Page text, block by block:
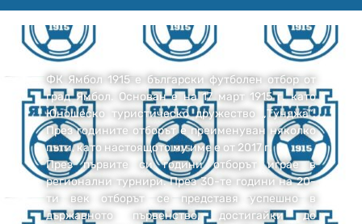
ФК Ямбол 1915 е български футболен отбор от
град Ямбол. Основан е на 17 март 1915 г. като
Юношеско туристическо дружество „Тунджа“.
През годините отборът е преименуван няколко
пъти, като настоящото му име е от 2017 г.
През първите си години отборът играе в
регионални турнири. През 30-те години на 20-
ти век отборът се представя успешно в
държавното първенство, достигайки до